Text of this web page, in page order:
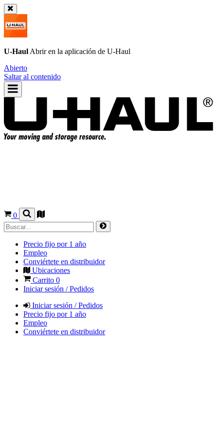
U-Haul Abrir en la aplicación de U-Haul
Abierto
Saltar al contenido
0
Precio fijo por 1 año
Empleo
Conviértete en distribuidor
Ubicaciones
Carrito 0
Iniciar sesión / Pedidos
Iniciar sesión / Pedidos
Precio fijo por 1 año
Empleo
Conviértete en distribuidor